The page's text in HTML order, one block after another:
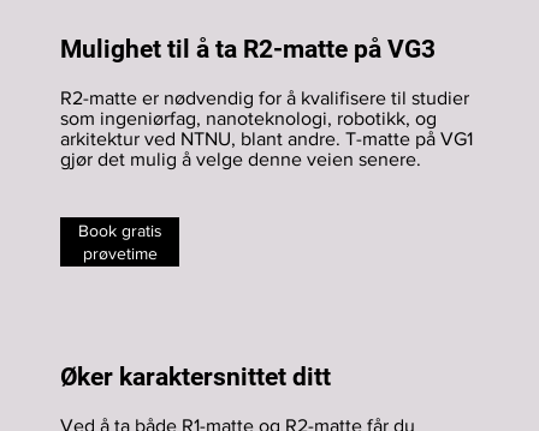
Mulighet til å ta R2-matte på VG3
R2-matte er nødvendig for å kvalifisere til studier
som ingeniørfag, nanoteknologi, robotikk, og
arkitektur ved NTNU, blant andre. T-matte på VG1
gjør det mulig å velge denne veien senere.
Book gratis
prøvetime
Øker karaktersnittet ditt
Ved å ta både R1-matte og R2-matte får du